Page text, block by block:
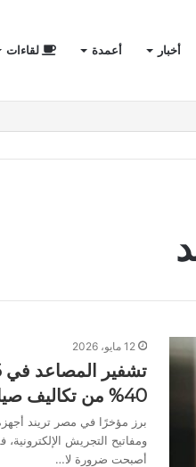
أخبار أعمدة لقاءات
12 مايو، 2026
40% من تكاليف صيانة المصعد؟
ومفاتيح التجريش الإلكترونية،
أصبحت ضرورة لا…